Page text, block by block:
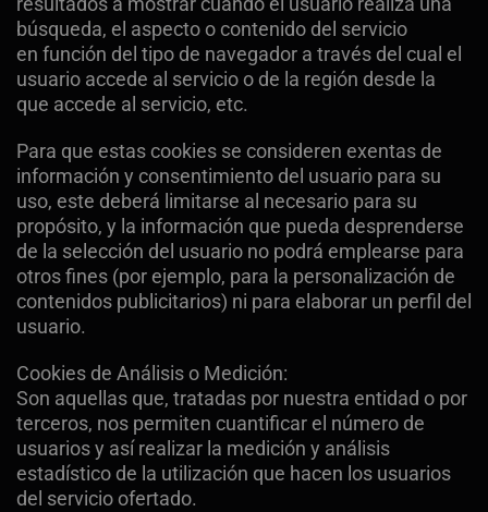
búsqueda, el aspecto o contenido del servicio
en función del tipo de navegador a través del cual el
usuario accede al servicio o de la región desde la
que accede al servicio, etc.
Para que estas cookies se consideren exentas de
información y consentimiento del usuario para su
uso, este deberá limitarse al necesario para su
propósito, y la información que pueda desprenderse
de la selección del usuario no podrá emplearse para
otros fines (por ejemplo, para la personalización de
contenidos publicitarios) ni para elaborar un perfil del
usuario.
Cookies de Análisis o Medición:
Son aquellas que, tratadas por nuestra entidad o por
terceros, nos permiten cuantificar el número de
usuarios y así realizar la medición y análisis
estadístico de la utilización que hacen los usuarios
del servicio ofertado.